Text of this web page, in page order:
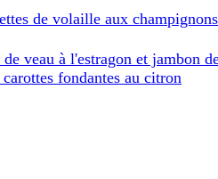
de volaille aux champignons
de veau à l'estragon et jambon
carottes fondantes au citron